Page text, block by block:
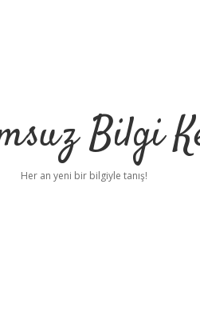
Bilgi
Her an yeni bir bilgiyle tanış!